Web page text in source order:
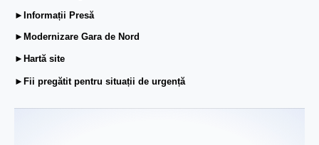
►Informații Presă
►Modernizare Gara de Nord
►Hartă site
►Fii pregătit pentru situații de urgență